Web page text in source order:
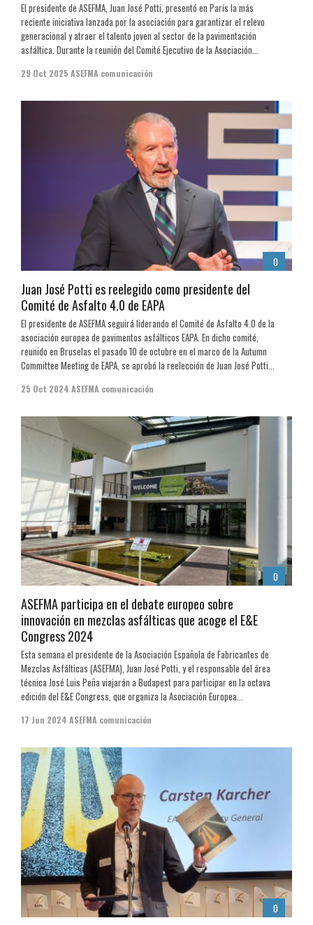
El presidente de ASEFMA, Juan José Potti, presentó en París la más
reciente iniciativa lanzada por la asociación para garantizar el relevo
generacional y atraer el talento joven al sector de la pavimentación
asfáltica. Durante la reunión del Comité Ejecutivo de la Asociación...
29 Oct 2025 ASEFMA comunicación
0
Juan José Potti es reelegido como presidente del
Comité de Asfalto 4.0 de EAPA
El presidente de ASEFMA seguirá liderando el Comité de Asfalto 4.0 de la
asociación europea de pavimentos asfálticos EAPA. En dicho comité,
reunido en Bruselas el pasado 10 de octubre en el marco de la Autumn
Committee Meeting de EAPA, se aprobó la reelección de Juan José Potti...
25 Oct 2024 ASEFMA comunicación
0
ASEFMA participa en el debate europeo sobre
innovación en mezclas asfálticas que acoge el E&E
Congress 2024
Esta semana el presidente de la Asociación Española de Fabricantes de
Mezclas Asfálticas (ASEFMA), Juan José Potti, y el responsable del área
técnica José Luis Peña viajarán a Budapest para participar en la octava
edición del E&E Congress, que organiza la Asociación Europea...
17 Jun 2024 ASEFMA comunicación
0